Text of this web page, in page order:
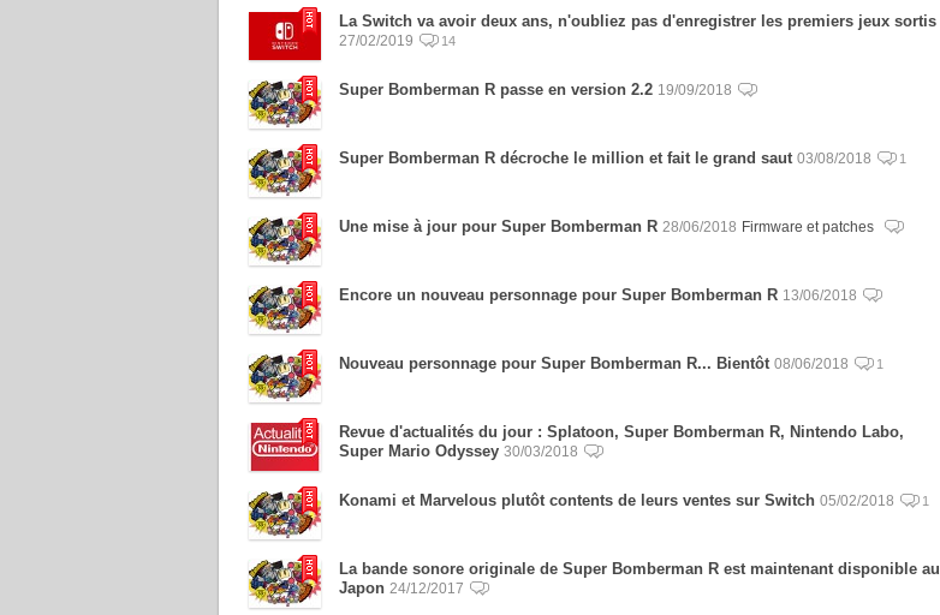
La Switch va avoir deux ans, n'oubliez pas d'enregistrer les premiers jeux sortis
27/02/2019 14
Super Bomberman R passe en version 2.2 19/09/2018
Super Bomberman R décroche le million et fait le grand saut 03/08/2018 1
Une mise à jour pour Super Bomberman R 28/06/2018 Firmware et patches
Encore un nouveau personnage pour Super Bomberman R 13/06/2018
Nouveau personnage pour Super Bomberman R... Bientôt 08/06/2018 1
Revue d'actualités du jour : Splatoon, Super Bomberman R, Nintendo Labo,
Super Mario Odyssey 30/03/2018
Konami et Marvelous plutôt contents de leurs ventes sur Switch 05/02/2018 1
La bande sonore originale de Super Bomberman R est maintenant disponible au
Japon 24/12/2017